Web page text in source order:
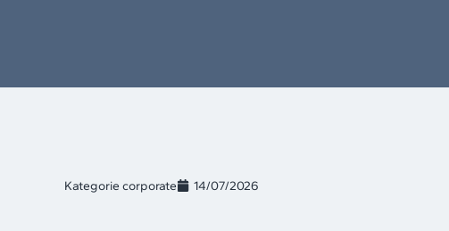
Kategorie corporate 14/07/2026